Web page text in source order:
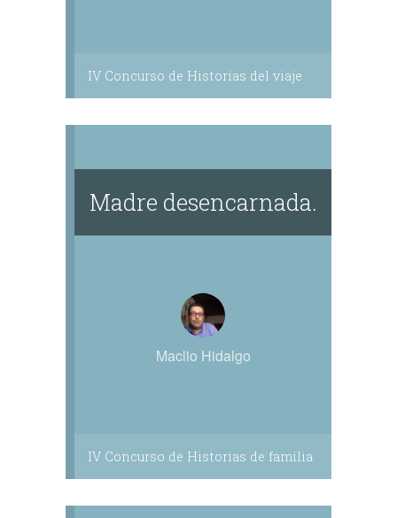
IV Concurso de Historias del viaje
Madre desencarnada.
Maclio Hidalgo
IV Concurso de Historias de familia